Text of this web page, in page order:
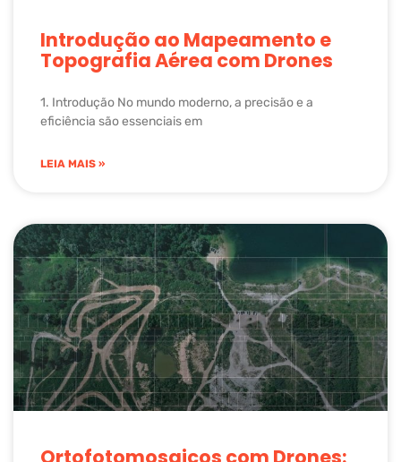
Introdução ao Mapeamento e
Topografia Aérea com Drones
1. Introdução No mundo moderno, a precisão e a
eficiência são essenciais em
LEIA MAIS »